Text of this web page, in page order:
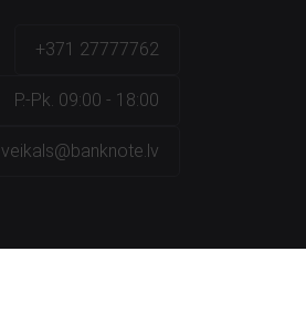
+371 27777762
P.-Pk. 09:00 - 18:00
veikals@banknote.lv